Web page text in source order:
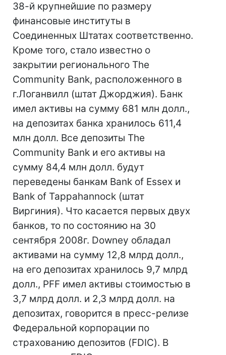
38-й крупнейшие по размеру
финансовые институты в
Соединенных Штатах соответственно.
Кроме того, стало известно о
закрытии регионального The
Community Bank, расположенного в
г.Логанвилл (штат Джорджия). Банк
имел активы на сумму 681 млн долл.,
на депозитах банка хранилось 611,4
млн долл. Все депозиты The
Community Bank и его активы на
сумму 84,4 млн долл. будут
переведены банкам Bank of Essex и
Bank of Tappahannock (штат
Виргиния). Что касается первых двух
банков, то по состоянию на 30
сентября 2008г. Downey обладал
активами на сумму 12,8 млрд долл.,
на его депозитах хранилось 9,7 млрд
долл., PFF имел активы стоимостью в
3,7 млрд долл. и 2,3 млрд долл. на
депозитах, говорится в пресс-релизе
Федеральной корпорации по
страхованию депозитов (FDIC). В